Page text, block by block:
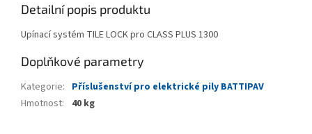
Detailní popis produktu
Upínací systém TILE LOCK pro CLASS PLUS 1300
Doplňkové parametry
Kategorie: Příslušenství pro elektrické pily BATTIPAV
Hmotnost: 40 kg